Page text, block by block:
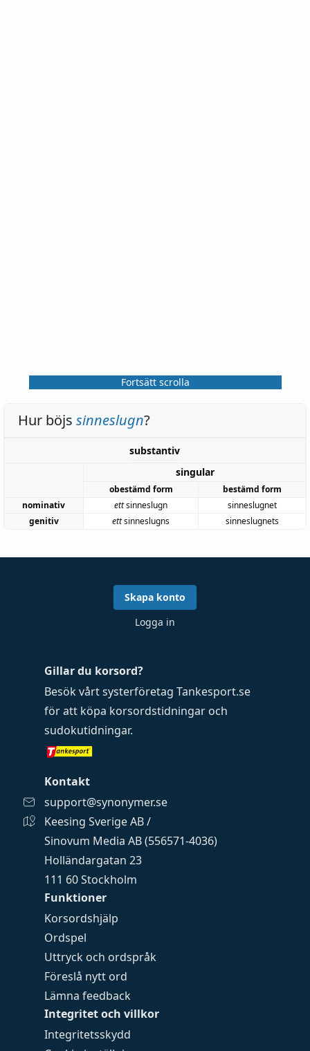
Fortsätt scrolla
Hur böjs sinneslugn?
substantiv
singular
obestämd form
bestämd form
nominativ
ettsinneslugn
sinneslugnet
genitiv
ettsinneslugns sinneslugnets
Funktioner
Korsordshjälp
Ordspel
Uttryck och ordspråk
Föreslå nytt ord
Lämna feedback
Integritet och villkor
Integritetsskydd
Gillar du korsord?
Besök vårt systerföretag Tankesport.se
för att köpa korsordstidningar och
sudokutidningar.
Kontakt
support@synonymer.se
Keesing Sverige AB /
Sinovum Media AB (556571-4036)
Holländargatan 23
111 60 Stockholm
Skapa konto
Logga in